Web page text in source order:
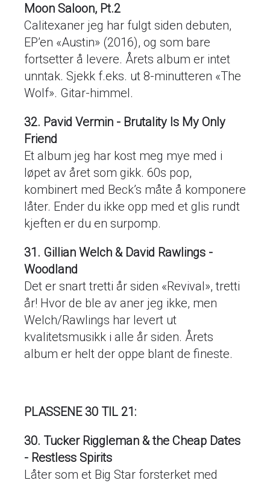
Moon Saloon, Pt.2
Calitexaner jeg har fulgt siden debuten,
EP’en «Austin» (2016), og som bare
fortsetter å levere. Årets album er intet
unntak. Sjekk f.eks. ut 8-minutteren «The
Wolf». Gitar-himmel.
32. Pavid Vermin - Brutality Is My Only
Friend
Et album jeg har kost meg mye med i
løpet av året som gikk. 60s pop,
kombinert med Beck’s måte å komponere
låter. Ender du ikke opp med et glis rundt
kjeften er du en surpomp.
31. Gillian Welch & David Rawlings -
Woodland
Det er snart tretti år siden «Revival», tretti
år! Hvor de ble av aner jeg ikke, men
Welch/Rawlings har levert ut
kvalitetsmusikk i alle år siden. Årets
album er helt der oppe blant de fineste.
PLASSENE 30 TIL 21:
30. Tucker Riggleman & the Cheap Dates
- Restless Spirits
Låter som et Big Star forsterket med